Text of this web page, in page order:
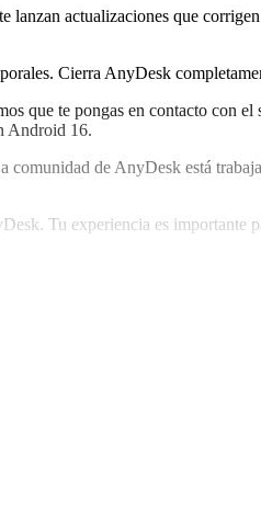
actualizaciones que
Cierra AnyDesk
que te pongas en contacto con
Android 16.
de AnyDesk está
Tu experiencia es importante